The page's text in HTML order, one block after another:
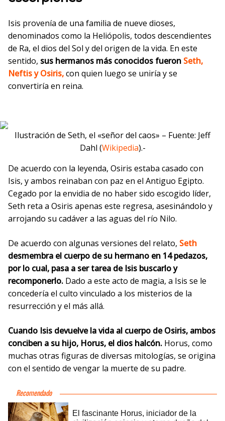
Isis provenía de una familia de nueve dioses,
denominados como la Heliópolis, todos descendientes
de Ra, el dios del Sol y del origen de la vida. En este
sentido, sus hermanos más conocidos fueron Seth,
Neftis y Osiris,con quien luego se uniría y se
convertiría en reina.
Ilustración de Seth, el «señor del caos» – Fuente: Jeff
Dahl (Wikipedia).-
De acuerdo con la leyenda, Osiris estaba casado con
Isis, y ambos reinaban con paz en el Antiguo Egipto.
Cegado por la envidia de no haber sido escogido líder,
Seth reta a Osiris apenas este regresa, asesinándolo y
arrojando su cadáver a las aguas del río Nilo.
De acuerdo con algunas versiones del relato, Seth
desmembra el cuerpo de su hermano en 14 pedazos,
por lo cual, pasa a ser tarea de Isis buscarlo y
recomponerlo. Dado a este acto de magia, a Isis se le
concedería el culto vinculado a los misterios de la
resurrección y el más allá.
Cuando Isis devuelve la vida al cuerpo de Osiris, ambos
conciben a su hijo, Horus, el dios halcón. Horus, como
muchas otras figuras de diversas mitologías, se origina
con el sentido de vengar la muerte de su padre.